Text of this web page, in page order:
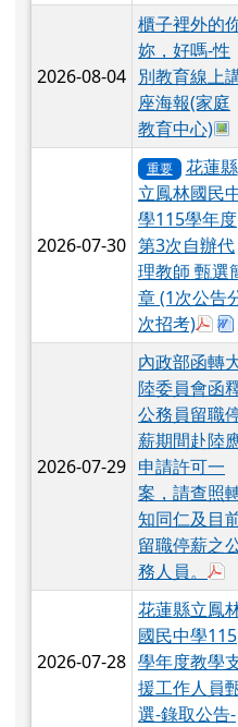
2026-08-04
櫃子裡外的
妳，好嗎-性
別教育線上
座海報(家庭
教育中心)
2026-07-30
重要
花蓮縣
立鳳林國民
學115學年度
第3次自辦代
理教師 甄選
章 (1次公告
次招考)
2026-07-29
內政部函轉
陸委員會函
公務員留職
薪期間赴陸
申請許可一
案，請查照
知同仁及目
留職停薪之
務人員。
2026-07-28
花蓮縣立鳳
國民中學115
學年度教學
援工作人員
選-錄取公告-